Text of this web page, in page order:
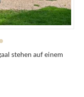
stehen auf einem